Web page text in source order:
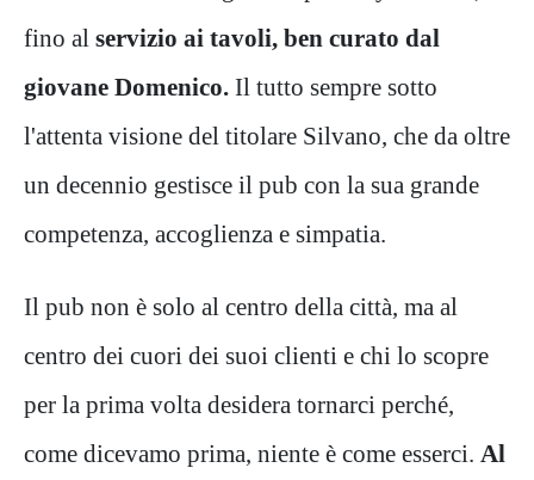
fino al servizio ai tavoli, ben curato dal
giovane Domenico. Il tutto sempre sotto
l'attenta visione del titolare Silvano, che da oltre
un decennio gestisce il pub con la sua grande
competenza, accoglienza e simpatia.
Il pub non è solo al centro della città, ma al
centro dei cuori dei suoi clienti e chi lo scopre
per la prima volta desidera tornarci perché,
come dicevamo prima, niente è come esserci. Al